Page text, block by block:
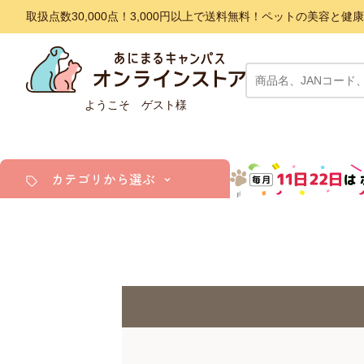
取扱点数30,000点！3,000円以上で送料無料！ペットの美容と健
ようこそ ゲスト様
カテゴリから選ぶ